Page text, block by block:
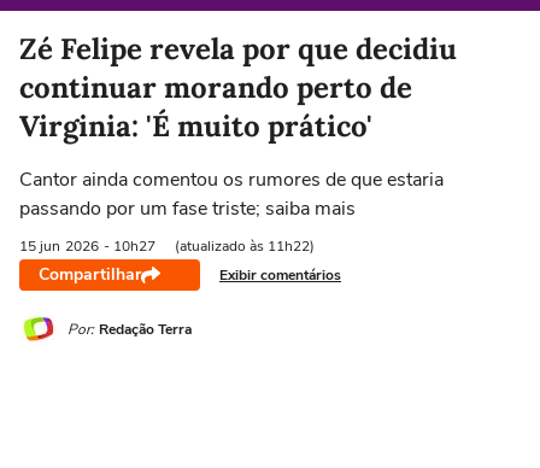
Zé Felipe revela por que decidiu
continuar morando perto de
Virginia: 'É muito prático'
Cantor ainda comentou os rumores de que estaria
passando por um fase triste; saiba mais
15 jun 2026 - 10h27 (atualizado às 11h22)
Compartilhar Exibir comentários
Por: Redação Terra